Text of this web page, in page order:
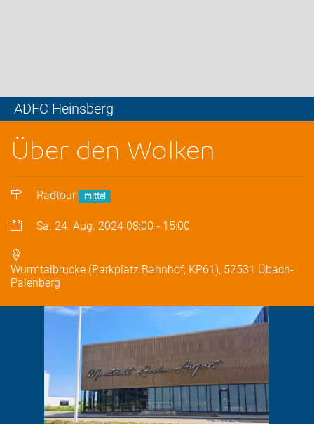
ADFC Heinsberg
Über den Wolken
Radtour mittel
Sa. 24. Aug. 2024 08:00 - 15:00
Wurmtalbrücke (Parkplatz Bahnhof, KP61), 52531 Übach-
Palenberg